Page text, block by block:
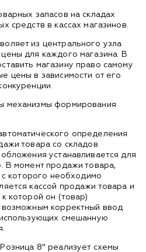
запасов на складах
средств в кассах магазинов.
из центрального узла
для каждого магазина. В
магазину право самому
цены в зависимости от его
механизмы формирования
определения
товара со складов
устанавливается для
В момент продажи товара,
с которого необходимо
кассой продажи товара и
которой он (товар)
корректный ввод
смешанную
8" реализует схемы